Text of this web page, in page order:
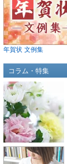
年賀状 文例集
コラム・特集